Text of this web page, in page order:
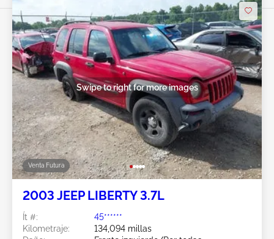
Venta Futura
Swipe to right for more images
2003 JEEP LIBERTY 3.7L
Ít #:
45******
Kilometraje:
134,094 millas